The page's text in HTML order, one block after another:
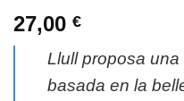
27,00 €
Llull proposa una
basada en la